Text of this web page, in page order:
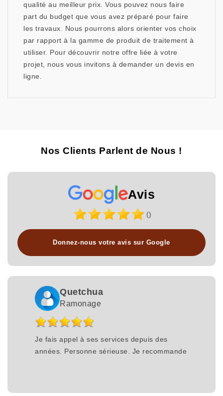
qualité au meilleur prix. Vous pouvez nous faire
part du budget que vous avez préparé pour faire
les travaux. Nous pourrons alors orienter vos choix
par rapport à la gamme de produit de traitement à
utiliser. Pour découvrir notre offre liée à votre
projet, nous vous invitons à demander un devis en
ligne.
Nos Clients Parlent de Nous !
Avis
()
Donnez-nous votre avis sur Google
Quetchua
Ramonage
Je fais appel à ses services depuis des
années. Personne sérieuse. Je recommande